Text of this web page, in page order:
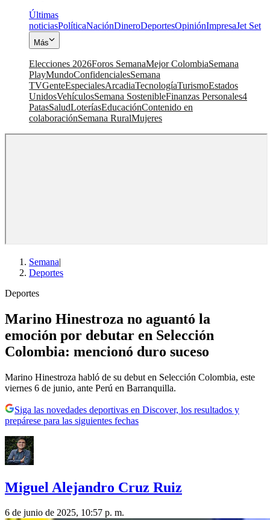
Últimas
noticiasPolíticaNaciónDineroDeportesOpiniónImpresaJet Set
Más
Elecciones 2026Foros SemanaMejor ColombiaSemana
PlayMundoConfidencialesSemana
TVGenteEspecialesArcadiaTecnologíaTurismoEstados
UnidosVehículosSemana SostenibleFinanzas Personales4
PatasSaludLoteríasEducaciónContenido en
colaboraciónSemana RuralMujeres
Semana|
Deportes
Deportes
Marino Hinestroza no aguantó la
emoción por debutar en Selección
Colombia: mencionó duro suceso
Marino Hinestroza habló de su debut en Selección Colombia, este
viernes 6 de junio, ante Perú en Barranquilla.
Siga las novedades deportivas en Discover, los resultados y
prepárese para las siguientes fechas
Miguel Alejandro Cruz Ruiz
6 de junio de 2025, 10:57 p. m.